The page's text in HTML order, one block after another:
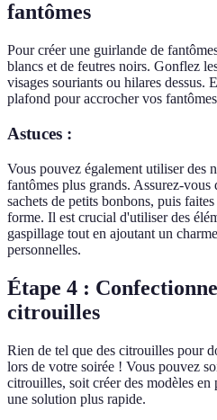
fantômes
Pour créer une guirlande de
blancs et de feutres noirs. Gonflez
visages souriants ou hilares dessus.
plafond pour accrocher vos
Astuces :
Vous pouvez également utiliser des
fantômes plus grands. Assurez-vous
sachets de petits bonbons, puis
forme. Il est crucial d'utiliser des
gaspillage tout en ajoutant un
personnelles.
Étape 4 :
citrouilles
Rien de tel que des citrouilles pour
lors de votre soirée ! Vous pouvez
citrouilles, soit créer des modèles
une solution plus rapide.